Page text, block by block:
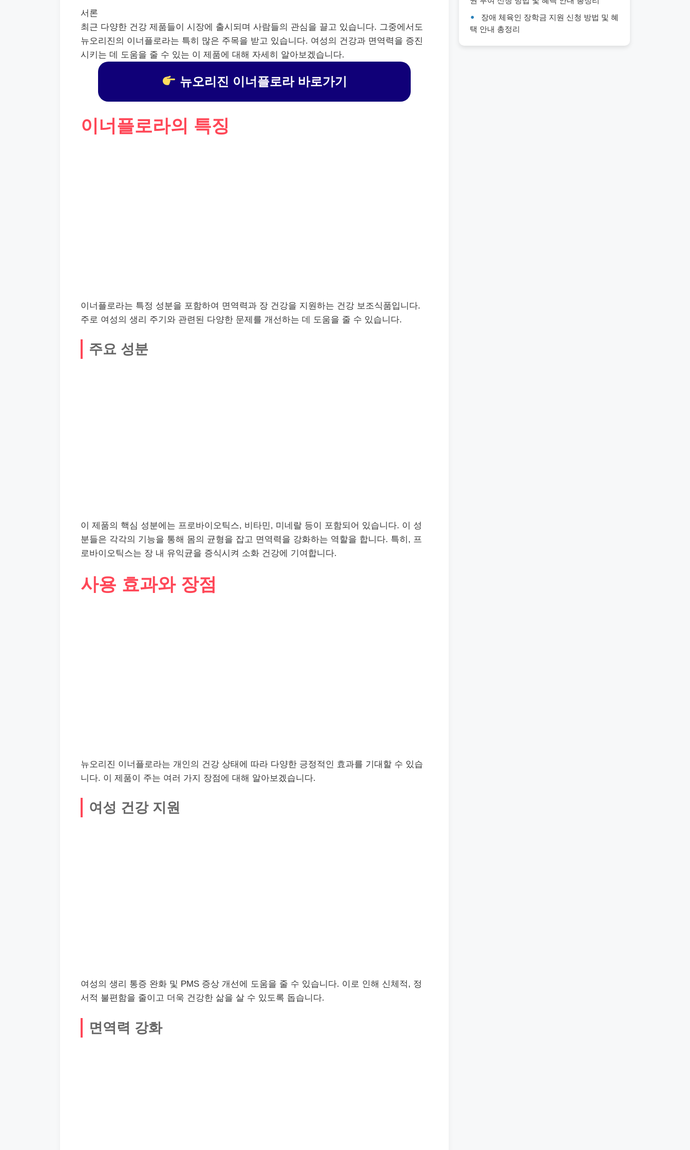
서론
최근 다양한 건강 제품들이 시장에 출시되며 사람들의 관심을 끌고 있습니다. 그중에서도
뉴오리진의 이너플로라는 특히 많은 주목을 받고 있습니다. 여성의 건강과 면역력을 증진
시키는 데 도움을 줄 수 있는 이 제품에 대해 자세히 알아보겠습니다.
뉴오리진 이너플로라 바로가기
이너플로라의 특징
이너플로라는 특정 성분을 포함하여 면역력과 장 건강을 지원하는 건강 보조식품입니다.
주로 여성의 생리 주기와 관련된 다양한 문제를 개선하는 데 도움을 줄 수 있습니다.
주요 성분
이 제품의 핵심 성분에는 프로바이오틱스, 비타민, 미네랄 등이 포함되어 있습니다. 이 성
분들은 각각의 기능을 통해 몸의 균형을 잡고 면역력을 강화하는 역할을 합니다. 특히, 프
로바이오틱스는 장 내 유익균을 증식시켜 소화 건강에 기여합니다.
사용 효과와 장점
뉴오리진 이너플로라는 개인의 건강 상태에 따라 다양한 긍정적인 효과를 기대할 수 있습
니다. 이 제품이 주는 여러 가지 장점에 대해 알아보겠습니다.
여성 건강 지원
여성의 생리 통증 완화 및 PMS 증상 개선에 도움을 줄 수 있습니다. 이로 인해 신체적, 정
서적 불편함을 줄이고 더욱 건강한 삶을 살 수 있도록 돕습니다.
면역력 강화
장애 체육인 장학금 지원 신청 방법 및 혜
택 안내 총정리